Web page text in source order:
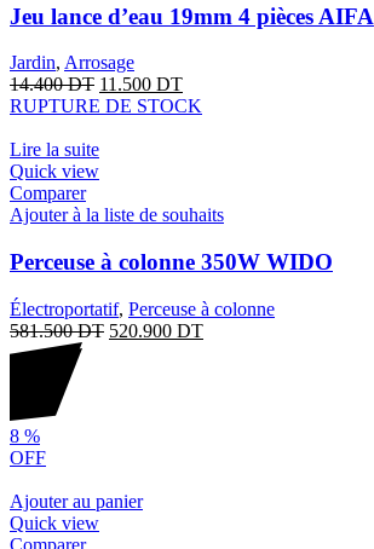
Jeu lance d’eau 19mm 4 pièces AIFA
Jardin, Arrosage
14.400DT 11.500 DT
RUPTURE DE STOCK
Lire la suite
Quick view
Comparer
Ajouter à la liste de souhaits
Perceuse à colonne 350W WIDO
Électroportatif, Perceuse à colonne
581.500DT 520.900 DT
8 %
OFF
Ajouter au panier
Quick view
Comparer